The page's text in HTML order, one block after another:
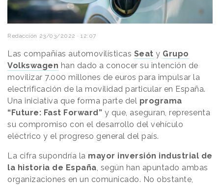
Redacción 23/03/2022 · 12:07
Las compañías automovilísticas Seat y Grupo
Volkswagen han dado a conocer su intención de
movilizar 7.000 millones de euros para impulsar la
electrificación de la movilidad particular en España.
Una iniciativa que forma parte del programa
“Future: Fast Forward” y que, aseguran, representa
su compromiso con el desarrollo del vehículo
eléctrico y el progreso general del país.
La cifra supondría la mayor inversión industrial de
la historia de España, según han apuntado ambas
organizaciones en un comunicado. No obstante,